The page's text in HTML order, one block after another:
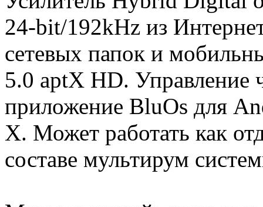
24-bit/192kHz из
сетевых папок и
5.0 aptX HD. Управление
приложение BluOs для
X. Может работать как
составе мультирум